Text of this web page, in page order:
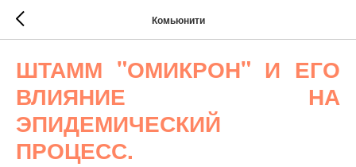
Комьюнити
ШТАММ "ОМИКРОН" И ЕГО
ВЛИЯНИЕ НА
ЭПИДЕМИЧЕСКИЙ
ПРОЦЕСС.